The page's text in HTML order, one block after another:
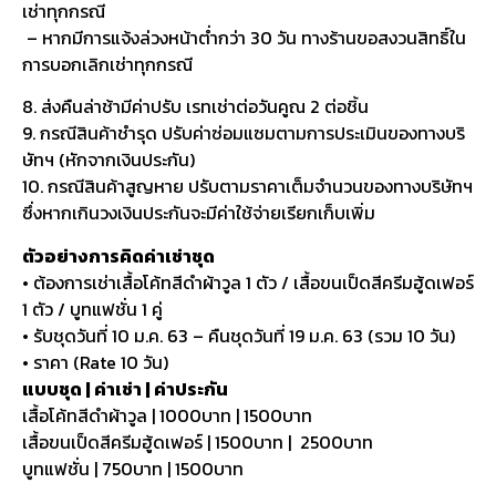
เช่าทุกกรณี
– หากมีการแจ้งล่วงหน้าต่ำกว่า 30 วัน ทางร้านขอสงวนสิทธิ์ใน
การบอกเลิกเช่าทุกกรณี
8. ส่งคืนล่าช้ามีค่าปรับ เรทเช่าต่อวันคูณ 2 ต่อชิ้น
9. กรณีสินค้าชำรุด ปรับค่าซ่อมแซมตามการประเมินของทางบริ
ษัทฯ (หักจากเงินประกัน)
10. กรณีสินค้าสูญหาย ปรับตามราคาเต็มจำนวนของทางบริษัทฯ
ซึ่งหากเกินวงเงินประกันจะมีค่าใช้จ่ายเรียกเก็บเพิ่ม
ตัวอย่างการคิดค่าเช่าชุด
• ต้องการเช่าเสื้อโค้ทสีดำผ้าวูล 1 ตัว / เสื้อขนเป็ดสีครีมฮู้ดเฟอร์
1 ตัว / บูทแฟชั่น 1 คู่
• รับชุดวันที่ 10 ม.ค. 63 – คืนชุดวันที่ 19 ม.ค. 63 (รวม 10 วัน)
• ราคา (Rate 10 วัน)
แบบชุด | ค่าเช่า | ค่าประกัน
เสื้อโค้ทสีดำผ้าวูล | 1000บาท | 1500บาท
เสื้อขนเป็ดสีครีมฮู้ดเฟอร์ | 1500บาท | 2500บาท
บูทแฟชั่น | 750บาท | 1500บาท